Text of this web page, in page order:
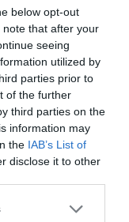
below opt-out
that after your
seeing
utilized by
parties prior to
of the further
third parties on the
information may
the IAB’s List of
disclose it to other
φόρεμά της
τακούνι και
Aquazzura,
clutch
κρίκους.
επέλεξε ένα
κραγιόν.